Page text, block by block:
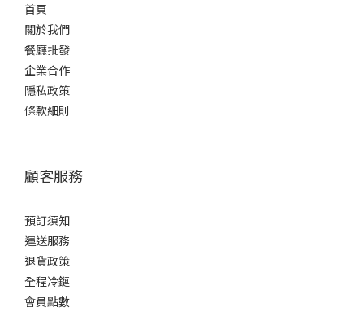
首頁
關於我們
餐廳批發
企業合作
隱私政策
條款細則
顧客服務
預訂須知
運送服務
退貨政策
全程冷鏈
會員點數